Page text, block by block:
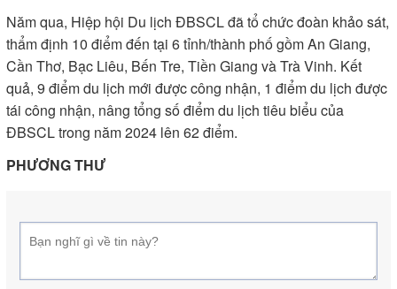
Năm qua, Hiệp hội Du lịch ĐBSCL đã tổ chức đoàn khảo sát,
thẩm định 10 điểm đến tại 6 tỉnh/thành phố gồm An Giang,
Cần Thơ, Bạc Liêu, Bến Tre, Tiền Giang và Trà Vinh. Kết
quả, 9 điểm du lịch mới được công nhận, 1 điểm du lịch được
tái công nhận, nâng tổng số điểm du lịch tiêu biểu của
ĐBSCL trong năm 2024 lên 62 điểm.
PHƯƠNG THƯ